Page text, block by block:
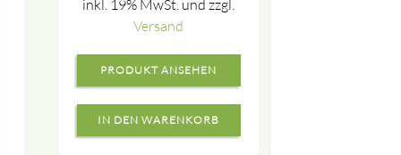
inkl. 19% MwSt. und zzgl.
Versand
PRODUKT ANSEHEN